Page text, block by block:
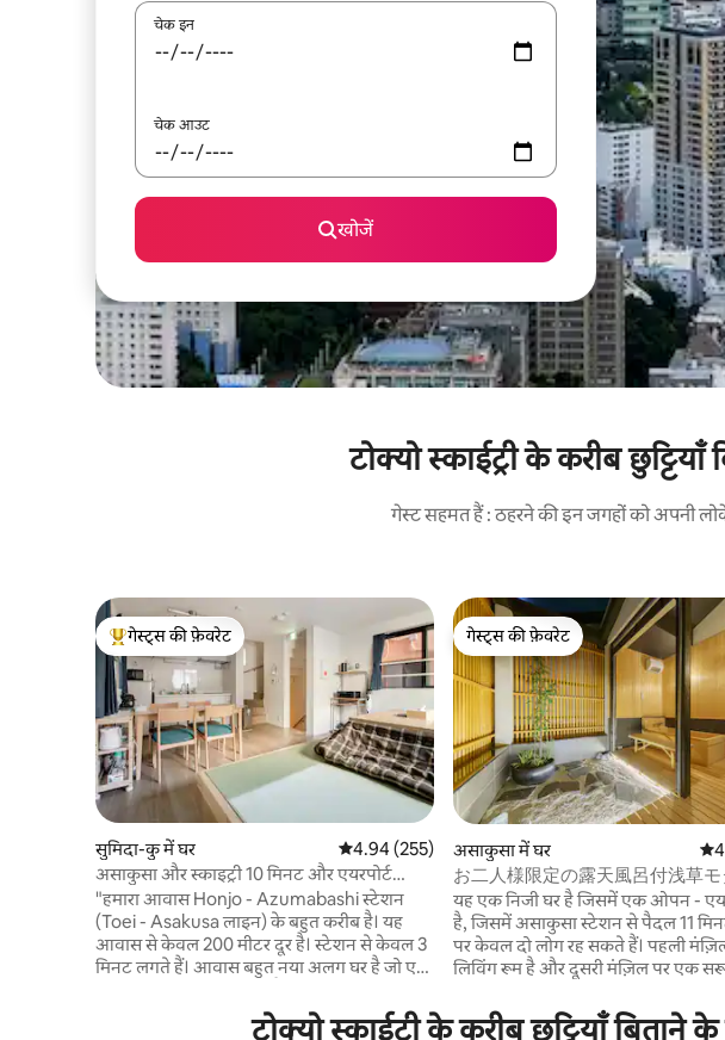
चेक इन
चेक आउट
खोजें
टोक्यो स्काईट्री के करीब
गेस्ट सहमत हैं : ठहरने की इन जगहों को अपनी
गेस्ट्स का टॉप फ़ेवरेट
गेस्ट्स की फ़ेवरेट
सुमिदा-कु में घर औसत रेटिंग 5 में से 4.94, 255 समीक्षाएँ
4.94 (255)
असाकुसा और स्काइट्री 10 मिनट और एयरपोर्ट
पिकअप
"हमारा आवास Honjo - Azumabashi स्टेशन
(Toei - Asakusa लाइन) के बहुत करीब है। यह
आवास से केवल 200 मीटर दूर है। स्टेशन से केवल 3
मिनट लगते हैं। आवास बहुत नया अलग घर है जो एक
किराए पर लेने में सक्षम हैं, इसलिए यह परिवारों,
दोस्तों और जोड़ों सहित लंबे समय तक रहने वाले
गेस्ट्स की फ़ेवरेट
गेस्ट्स की फ़ेवरेट
असाकुसा में घर
お二人様限定の露天風呂付浅草
風のラグジュアリーな (軒家1浅草
光拠点)柳通り西棟
यह एक निजी घर है जिसमें एक ओपन -
है, जिसमें असाकुसा स्टेशन से पैदल 11
पर केवल दो लोग रह सकते हैं। पहली मंज़िल पर एक
लिविंग रूम है और दूसरी मंज़िल पर एक सरू
से शिबुया, गिंज़ा, यूनो और अकिहाबारा
टोक्यो स्काईट्री के करीब छुट्टियाँ